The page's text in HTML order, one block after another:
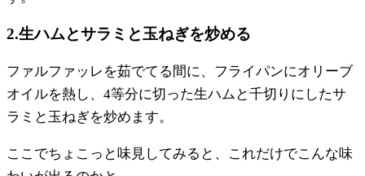
2.生ハムとサラミと玉ねぎを炒める
ファルファッレを茹でてる間に、フライパンにオリーブ
オイルを熱し、4等分に切った生ハムと千切りにしたサ
ラミと玉ねぎを炒めます。
ここでちょこっと味見してみると、これだけでこんな味